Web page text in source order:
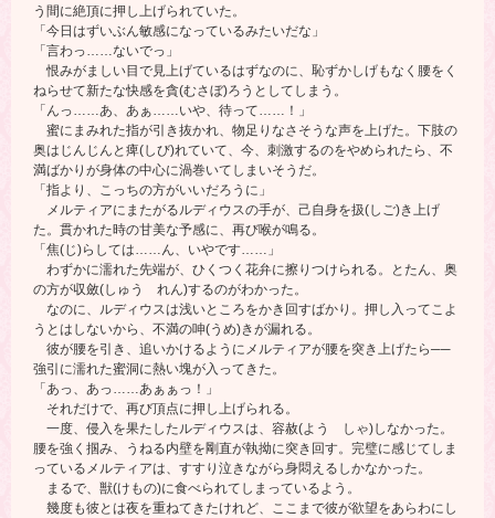
う間に絶頂に押し上げられていた。
「今日はずいぶん敏感になっているみたいだな」
「言わっ……ないでっ」
恨みがましい目で見上げているはずなのに、恥ずかしげもなく腰をく
ねらせて新たな快感を貪(むさぼ)ろうとしてしまう。
「んっ……あ、あぁ……いや、待って……！」
蜜にまみれた指が引き抜かれ、物足りなさそうな声を上げた。下肢の
奥はじんじんと痺(しび)れていて、今、刺激するのをやめられたら、不
満ばかりが身体の中心に渦巻いてしまいそうだ。
「指より、こっちの方がいいだろうに」
メルティアにまたがるルディウスの手が、己自身を扱(しご)き上げ
た。貫かれた時の甘美な予感に、再び喉が鳴る。
「焦(じ)らしては……ん、いやです……」
わずかに濡れた先端が、ひくつく花弁に擦りつけられる。とたん、奥
の方が収斂(しゅう れん)するのがわかった。
なのに、ルディウスは浅いところをかき回すばかり。押し入ってこよ
うとはしないから、不満の呻(うめ)きが漏れる。
彼が腰を引き、追いかけるようにメルティアが腰を突き上げたら──
強引に濡れた蜜洞に熱い塊が入ってきた。
「あっ、あっ……あぁぁっ！」
それだけで、再び頂点に押し上げられる。
一度、侵入を果たしたルディウスは、容赦(よう しゃ)しなかった。
腰を強く掴み、うねる内壁を剛直が執拗に突き回す。完璧に感じてしま
っているメルティアは、すすり泣きながら身悶えるしかなかった。
まるで、獣(けもの)に食べられてしまっているよう。
幾度も彼とは夜を重ねてきたけれど、ここまで彼が欲望をあらわにし